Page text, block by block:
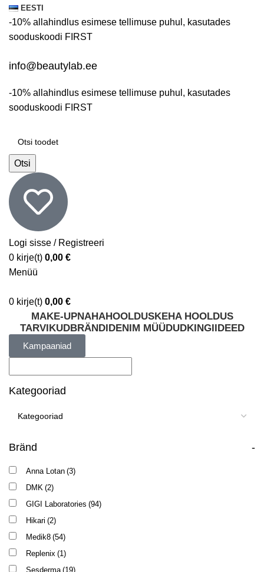
EESTI
-10% allahindlus esimese tellimuse puhul, kasutades
sooduskoodi FIRST
info@beautylab.ee
-10% allahindlus esimese tellimuse puhul, kasutades
sooduskoodi FIRST
Otsi
Logi sisse / Registreeri
0 kirje(t) 0,00 €
Menüü
0 kirje(t) 0,00 €
MAKE-UPNAHAHOOLDUSKEHA HOOLDUS
TARVIKUDBRÄNDIDENIM MÜÜDUDKINGIIDEED
Kampaaniad
Kategooriad
Bränd -
Anna Lotan (3)
DMK (2)
GIGI Laboratories (94)
Hikari (2)
Medik8 (54)
Replenix (1)
Sesderma (19)